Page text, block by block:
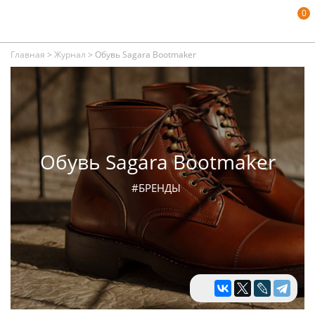
0
Главная > Журнал > Обувь Sagara Bootmaker
Обувь Sagara Bootmaker
#БРЕНДЫ